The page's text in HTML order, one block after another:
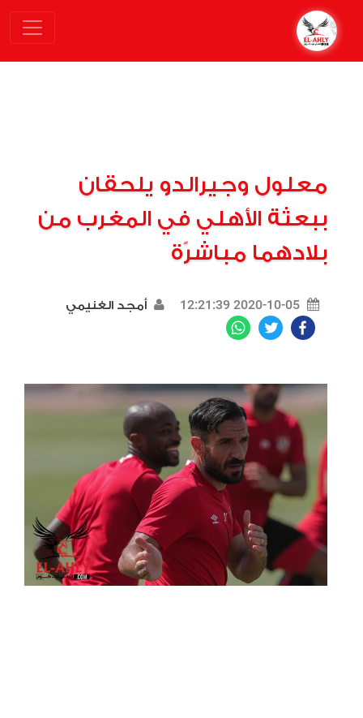
معلول وجيرالدو يلحقان
ببعثة الأهلي في المغرب من
بلادهما مباشرًة
2020-10-05 12:21:39 أمجد الغنيمي
Facebook
Twitter